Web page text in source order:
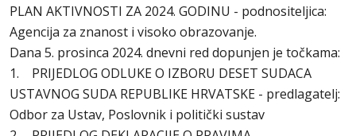
PLAN AKTIVNOSTI ZA 2024. GODINU - podnositeljica:
Agencija za znanost i visoko obrazovanje.
Dana 5. prosinca 2024. dnevni red dopunjen je točkama:
1. PRIJEDLOG ODLUKE O IZBORU DESET SUDACA
USTAVNOG SUDA REPUBLIKE HRVATSKE - predlagatelj:
Odbor za Ustav, Poslovnik i politički sustav